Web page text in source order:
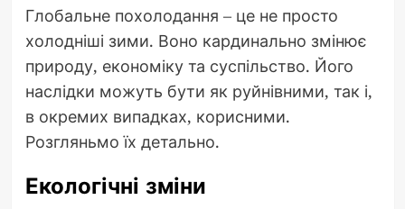
Глобальне похолодання – це не просто
холодніші зими. Воно кардинально змінює
природу, економіку та суспільство. Його
наслідки можуть бути як руйнівними, так і,
в окремих випадках, корисними.
Розгляньмо їх детально.
Екологічні зміни